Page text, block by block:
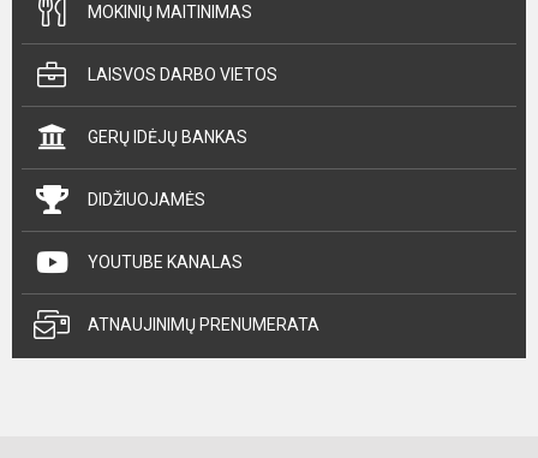
MOKINIŲ MAITINIMAS
LAISVOS DARBO VIETOS
GERŲ IDĖJŲ BANKAS
DIDŽIUOJAMĖS
YOUTUBE KANALAS
ATNAUJINIMŲ PRENUMERATA